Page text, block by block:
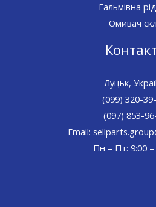
Гальмівна
Омивач
Луцьк,
(099) 320-
(097) 853-
Email:
Пн – Пт: 9:00 –